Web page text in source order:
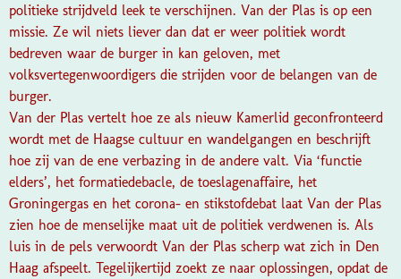
politieke strijdveld leek te verschijnen. Van der Plas is op een
missie. Ze wil niets liever dan dat er weer politiek wordt
bedreven waar de burger in kan geloven, met
volksvertegenwoordigers die strijden voor de belangen van de
burger.
Van der Plas vertelt hoe ze als nieuw Kamerlid geconfronteerd
wordt met de Haagse cultuur en wandelgangen en beschrijft
hoe zij van de ene verbazing in de andere valt. Via ‘functie
elders’, het formatiedebacle, de toeslagenaffaire, het
Groningergas en het corona- en stikstofdebat laat Van der Plas
zien hoe de menselijke maat uit de politiek verdwenen is. Als
luis in de pels verwoordt Van der Plas scherp wat zich in Den
Haag afspeelt. Tegelijkertijd zoekt ze naar oplossingen, opdat de